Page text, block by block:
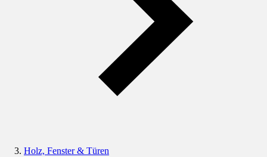
Holz, Fenster & Türen